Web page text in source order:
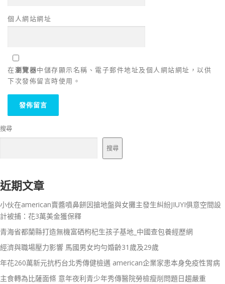
個人網站網址
在瀏覽器中儲存顯示名稱、電子郵件地址及個人網站網址，以供
下次發佈留言時使用。
搜尋
搜尋
近期文章
小伙在american賣醬噴鼻餅因搶地盤與女攤主發生糾紛JIUYI俱意空間設
計被捕：花3萬美金獲保釋
青海省都蘭縣打造無機富硒枸杞生孩子基地_中國查包養經歷網
經濟與職場壓力影響 馬國男女均勻婚齡31歲及29歲
年花260萬新元抗朽台北秀傳健檢邁 american企業家患本身免疫性胃病
主食轉為比薩面條 意年夜利青少年秀傳醫院勞檢瘦削問題日趨嚴重